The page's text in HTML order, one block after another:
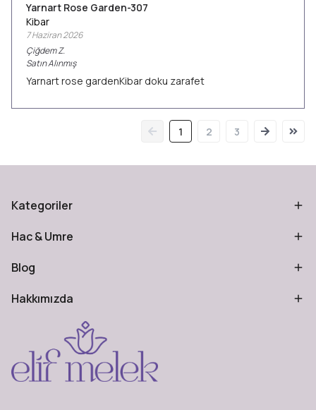
Yarnart Rose Garden-307
Kibar
7 Haziran 2026
ÇiğdemZ.
Satın Alınmış
Yarnart rose gardenKibar doku zarafet
1 2 3
Kategoriler
Hac & Umre
Blog
Hakkımızda